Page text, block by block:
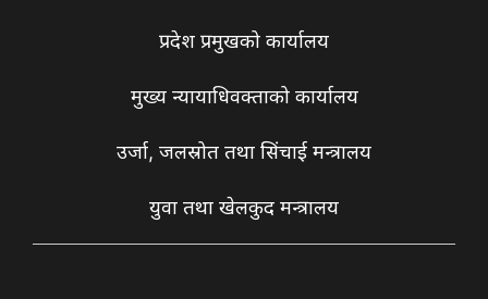
प्रदेश प्रमुखको कार्यालय
मुख्य न्यायाधिवक्ताको कार्यालय
उर्जा, जलस्रोत तथा सिंचाई मन्त्रालय
युवा तथा खेलकुद मन्त्रालय